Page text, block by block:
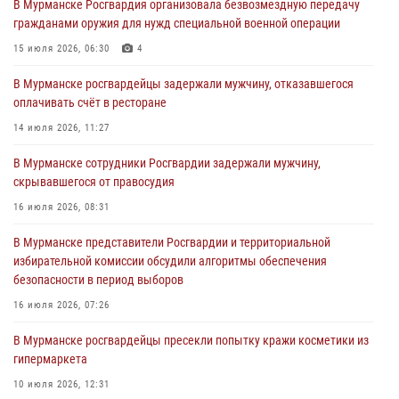
Сотрудники вневедомственной охраны Росгвардии пресекли
хулиганские действия дебошира на автозаправочной станции
города Кандалакши
Сотрудники Росгвардии провели инструктаж по
антитеррористической защищенности для членов избирательных
31 июля 2026, 08:48 3
Сотрудники Росгвардии задержали мужчину, не оплатившего счет в
30 июля 2026, 14:09
В Управлении Росгвардии по Мурманской области прошло пожарно-
тактическое занятие совместно с МЧС России
В Мурманске Росгвардия организовала безвозмездную передачу
гражданами оружия для нужд специальной военной операции
15 июля 2026, 06:30 4
В Мурманске росгвардейцы задержали мужчину, отказавшегося
оплачивать счёт в ресторане
14 июля 2026, 11:27
В Мурманске сотрудники Росгвардии задержали мужчину,
скрывавшегося от правосудия
16 июля 2026, 08:31
В Мурманске представители Росгвардии и территориальной
избирательной комиссии обсудили алгоритмы обеспечения
безопасности в период выборов
16 июля 2026, 07:26
В Мурманске росгвардейцы пресекли попытку кражи косметики из
гипермаркета
10 июля 2026, 12:31